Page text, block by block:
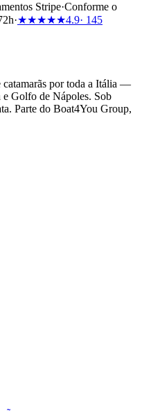
Stripe·Conforme o
·★★★★★4.9· 145
catamarãs por toda a Itália —
Golfo de Nápoles. Sob
Parte do Boat4You Group,